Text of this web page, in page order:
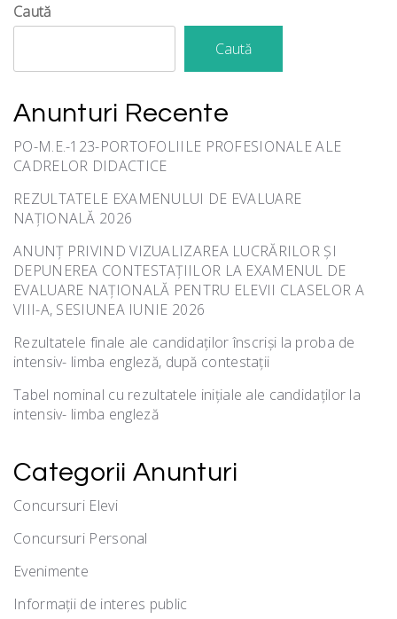
Caută
Caută
Anunturi Recente
PO-M.E.-123-PORTOFOLIILE PROFESIONALE ALE
CADRELOR DIDACTICE
REZULTATELE EXAMENULUI DE EVALUARE
NAȚIONALĂ 2026
ANUNȚ PRIVIND VIZUALIZAREA LUCRĂRILOR ȘI
DEPUNEREA CONTESTAȚIILOR LA EXAMENUL DE
EVALUARE NAȚIONALĂ PENTRU ELEVII CLASELOR A
VIII-A, SESIUNEA IUNIE 2026
Rezultatele finale ale candidaților înscriși la proba de
intensiv- limba engleză, după contestații
Tabel nominal cu rezultatele inițiale ale candidaților la
intensiv- limba engleză
Categorii Anunturi
Concursuri Elevi
Concursuri Personal
Evenimente
Informații de interes public